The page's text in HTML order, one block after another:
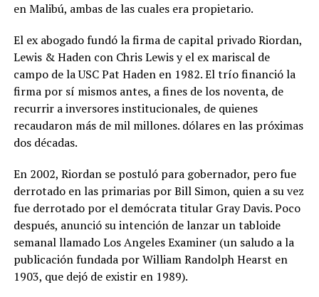
en Malibú, ambas de las cuales era propietario.
El ex abogado fundó la firma de capital privado Riordan,
Lewis & Haden con Chris Lewis y el ex mariscal de
campo de la USC Pat Haden en 1982. El trío financió la
firma por sí mismos antes, a fines de los noventa, de
recurrir a inversores institucionales, de quienes
recaudaron más de mil millones. dólares en las próximas
dos décadas.
En 2002, Riordan se postuló para gobernador, pero fue
derrotado en las primarias por Bill Simon, quien a su vez
fue derrotado por el demócrata titular Gray Davis. Poco
después, anunció su intención de lanzar un tabloide
semanal llamado Los Angeles Examiner (un saludo a la
publicación fundada por William Randolph Hearst en
1903, que dejó de existir en 1989).